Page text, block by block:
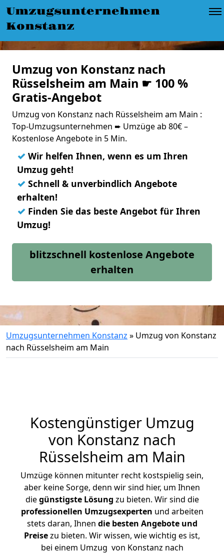
Umzugsunternehmen
Konstanz
Umzug von Konstanz nach
Rüsselsheim am Main ☛ 100 %
Gratis-Angebot
Umzug von Konstanz nach Rüsselsheim am Main :
Top-Umzugsunternehmen ➨ Umzüge ab 80€ –
Kostenlose Angebote in 5 Min.
✓ Wir helfen Ihnen, wenn es um Ihren
Umzug geht!
✓ Schnell & unverbindlich Angebote
erhalten!
✓ Finden Sie das beste Angebot für Ihren
Umzug!
blitzschnell kostenlose Angebote
erhalten
Umzugsunternehmen Konstanz » Umzug von Konstanz
nach Rüsselsheim am Main
Kostengünstiger Umzug
von Konstanz nach
Rüsselsheim am Main
Umzüge können mitunter recht kostspielig sein,
aber keine Sorge, denn wir sind hier, um Ihnen
diegünstigste Lösung zu bieten. Wir sind die
professionellen Umzugsexperten und arbeiten
stets daran, Ihnen die besten Angebote und
Preisezu bieten. Wir wissen, wie wichtig es ist,
bei einem Umzug von Konstanz nach